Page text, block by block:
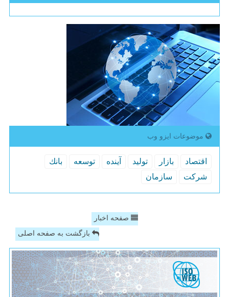
موضوعات ایزو وب
اقتصاد بازار تولید آینده توسعه
بانك
شركت
سازمان
صفحه اخبار
بازگشت به صفحه اصلی